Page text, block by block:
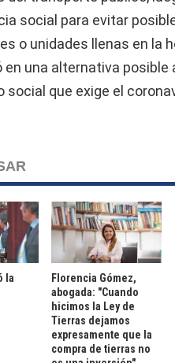
social para evitar
o unidades llenas en la
una alternativa posible
que exige el
la
Florencia Gómez,
abogada: "Cuando
hicimos la Ley de
Tierras dejamos
expresamente que la
compra de tierras no